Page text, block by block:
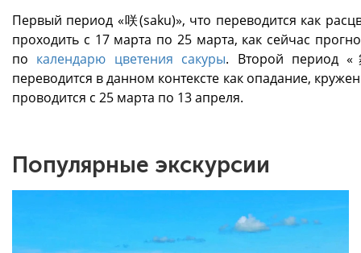
Первый период «咲(saku)», что переводится как
проходить с 17 марта по 25 марта, как сейчас
по календарю цветения сакуры. Второй период «
переводится в данном контексте как опадание,
проводится с 25 марта по 13 апреля.
Популярные экскурсии